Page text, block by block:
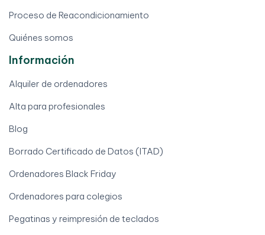
Proceso de Reacondicionamiento
Quiénes somos
Información
Alquiler de ordenadores
Alta para profesionales
Blog
Borrado Certificado de Datos (ITAD)
Ordenadores Black Friday
Ordenadores para colegios
Pegatinas y reimpresión de teclados